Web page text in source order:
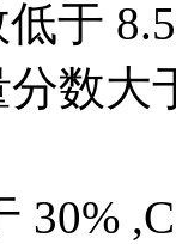
于
数大
30%